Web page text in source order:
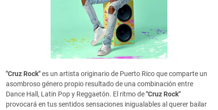
"Cruz Rock"es un artista originario de Puerto Rico que comparte un
asombroso género propio resultado de una combinación entre
Dance Hall, Latin Pop y Reggaetón. El ritmo de"Cruz Rock"
provocará en tus sentidos sensaciones inigualables al querer bailar